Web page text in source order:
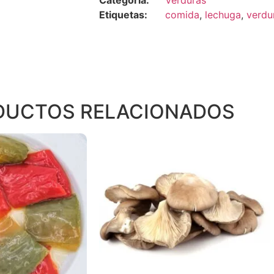
Etiquetas:
comida, lechuga,
RELACIONADOS